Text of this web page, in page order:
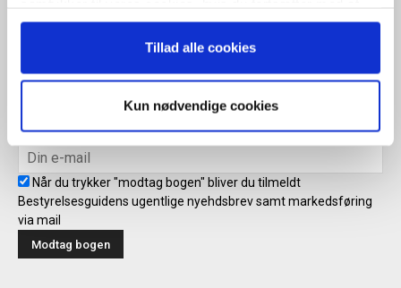
anvende vores hjemmeside.
Tillad alle cookies
Kun nødvendige cookies
Modtag bogen direkte i din
mailboks
Når du trykker "modtag bogen" bliver du tilmeldt
Bestyrelsesguidens ugentlige nyehdsbrev samt markedsføring
via mail